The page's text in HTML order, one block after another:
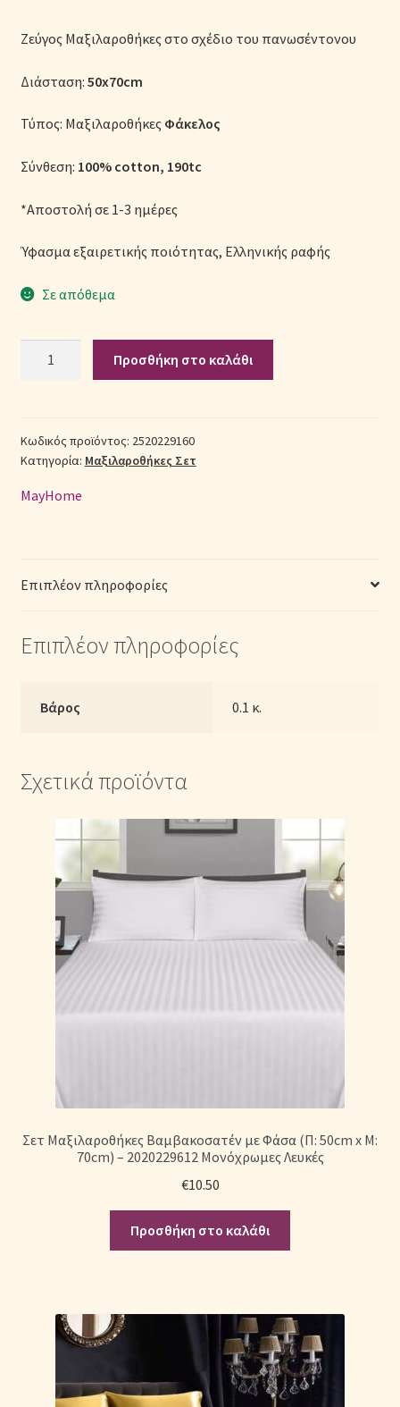
Παιδικά Λευκά Είδη
Παπλώματα για Ζεστασιά & Άνεση
Παπλωματοθήκες
Πικέ Κουβέρτες
Πληρωμές
Σεντόνια Σετ
Σύνδεση
Ζεύγος Μαξιλαροθήκες στο σχέδιο του πανωσέντονου
Διάσταση: 50x70cm
Τύπος: Μαξιλαροθήκες Φάκελος
Σύνθεση: 100% cotton, 190tc
*Αποστολή σε 1-3 ημέρες
Ύφασμα εξαιρετικής ποιότητας, Ελληνικής ραφής
Σε απόθεμα
Φάσα
(Π:
x
2520229160
ποσότητα
Προσθήκη στο καλάθι
Κωδικός προϊόντος: 2520229160
Κατηγορία: Μαξιλαροθήκες Σετ
MayHome
Επιπλέον πληροφορίες
Επιπλέον πληροφορίες
Βάρος 0.1 κ.
Σχετικά προϊόντα
Σετ Μαξιλαροθήκες Βαμβακοσατέν με Φάσα (Π: 50cm x Μ:
70cm) – 2020229612 Μονόχρωμες Λευκές
€10.50
Προσθήκη στο καλάθι